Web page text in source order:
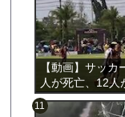
【動画】サッカ
人が死亡、12人